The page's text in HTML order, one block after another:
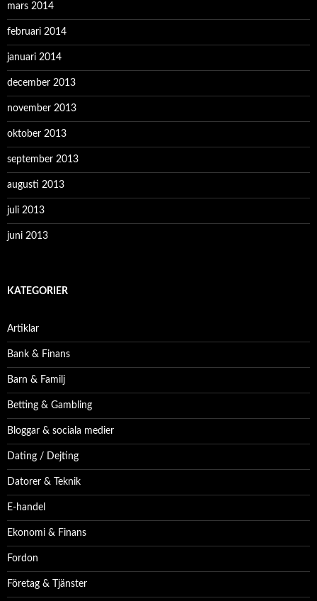
mars 2014
februari 2014
januari 2014
december 2013
november 2013
oktober 2013
september 2013
augusti 2013
juli 2013
juni 2013
KATEGORIER
Artiklar
Bank & Finans
Barn & Familj
Betting & Gambling
Bloggar & sociala medier
Dating / Dejting
Datorer & Teknik
E-handel
Ekonomi & Finans
Fordon
Företag & Tjänster